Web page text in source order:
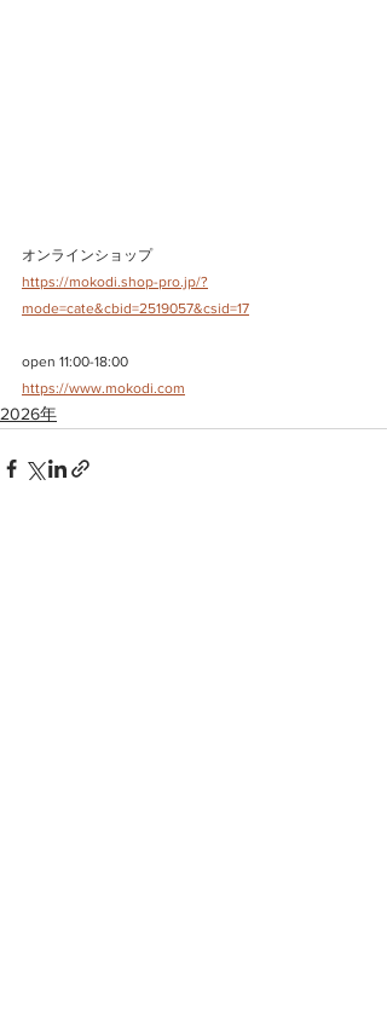
オンラインショップ
https://mokodi.shop-pro.jp/?
mode=cate&cbid=2519057&csid=17
open 11:00-18:00
https://www.mokodi.com
2026年